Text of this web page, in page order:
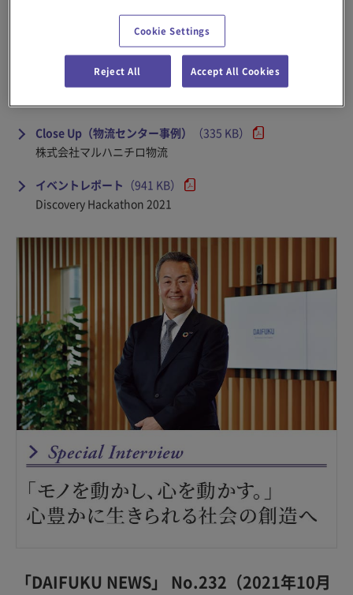
長 ブルース・ハーバート様 インタビュー
埼玉メガDC ご紹介
Global Report（海外導入事例） （395 KB）
Close Up（物流センター事例）
（335 KB）
株式会社マルハニチロ物流
イベントレポート （941 KB）
Discovery Hackathon 2021
「DAIFUKU NEWS」 No.232（2021年10月
Cookie Settings
Reject All Accept All Cookies